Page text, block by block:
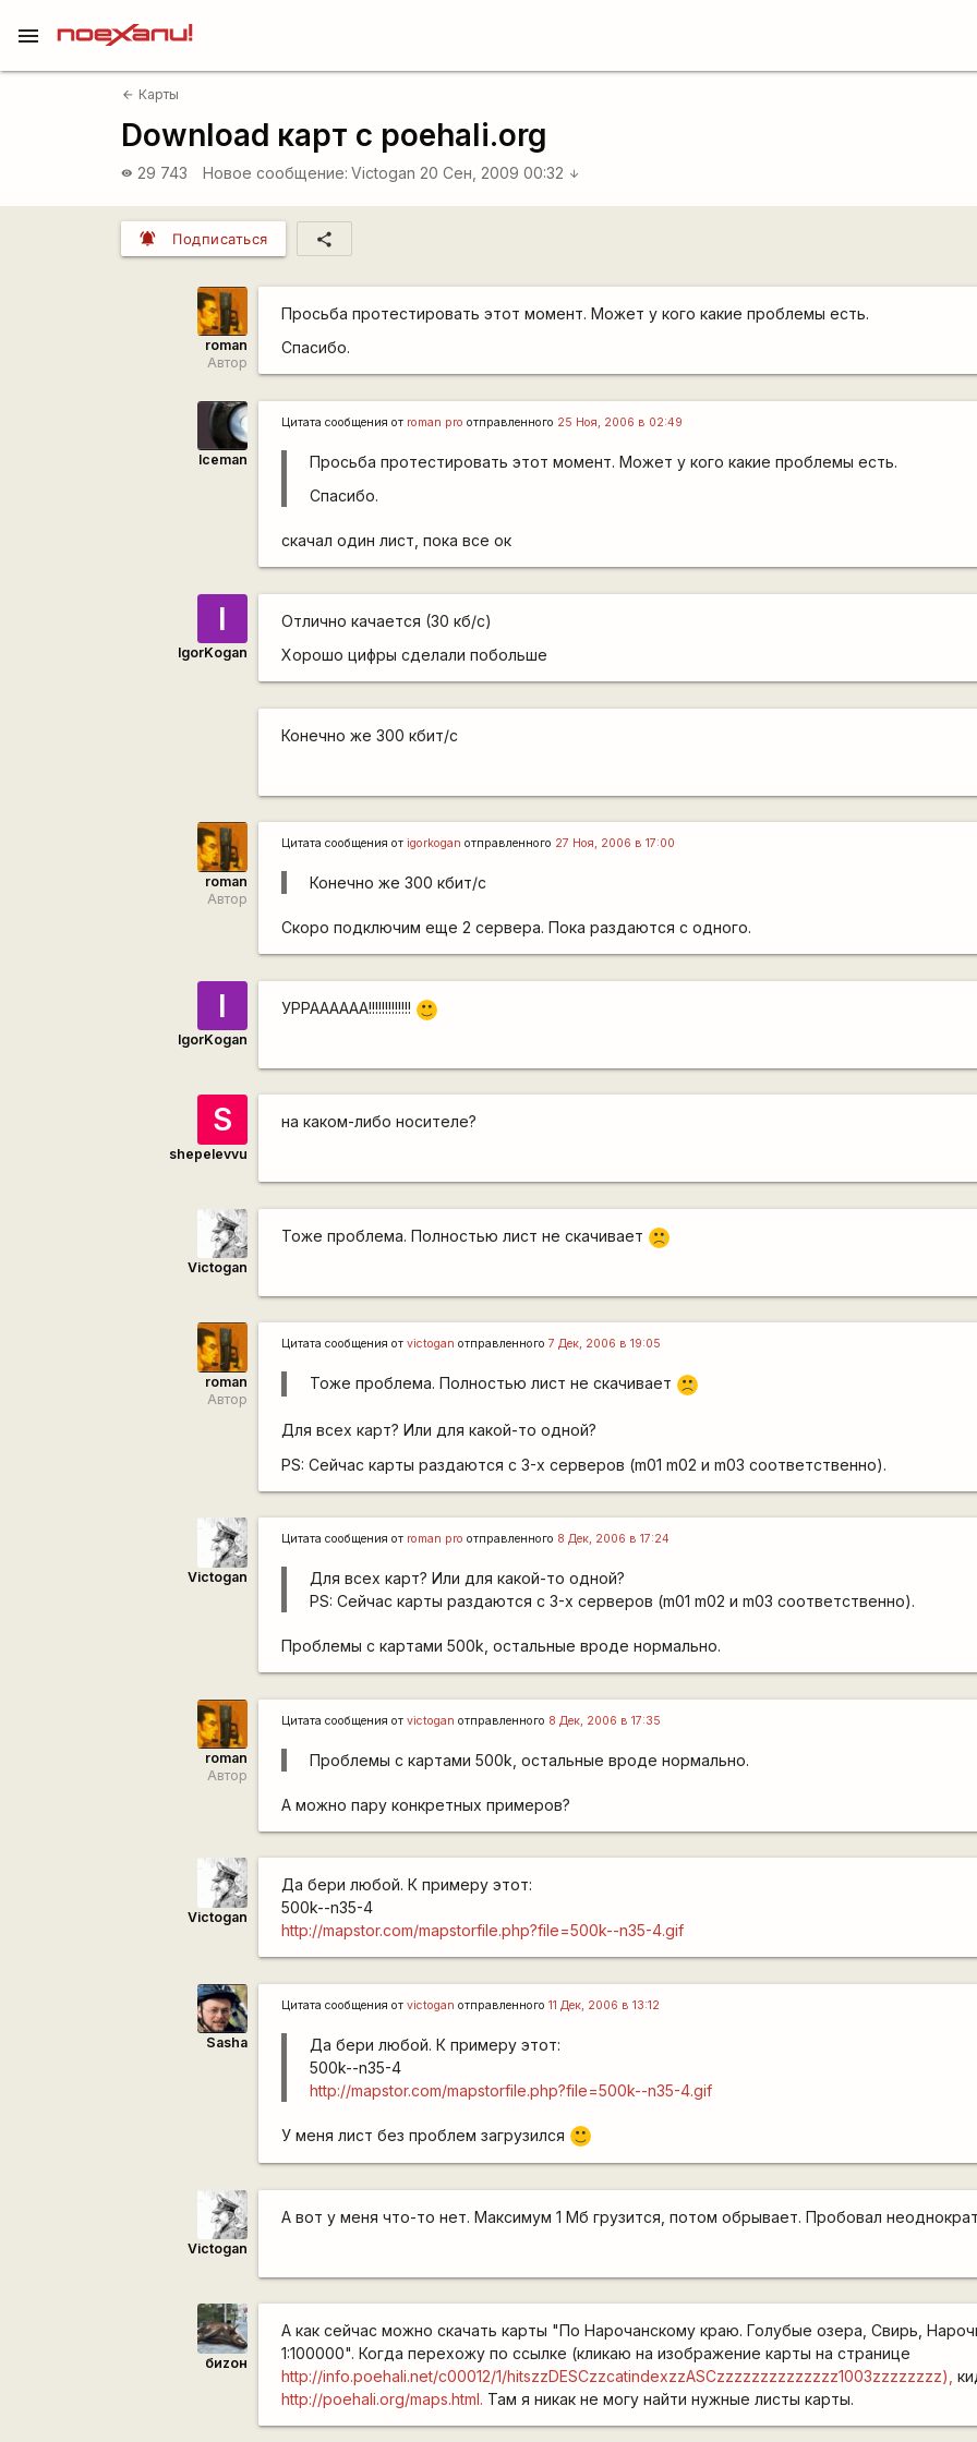
menu
arrow_back Карты
Download карт с poehali.org
visibility 29 743 Новое сообщение: Victogan 20 Сен, 2009 00:32 arrow_downward
notifications_active Подписаться share
roman
Автор
Просьба протестировать этот момент. Может у кого какие проблемы есть.
Спасибо.
Iceman
Цитата сообщения от roman pro отправленного 25 Ноя, 2006 в 02:49
Просьба протестировать этот момент. Может у кого какие проблемы есть.
Спасибо.
скачал один лист, пока все ок
I
IgorKogan
Отлично качается (30 кб/с)
Хорошо цифры сделали побольше
Конечно же 300 кбит/с
roman
Автор
Цитата сообщения отigorkogan отправленного 27 Ноя, 2006 в 17:00
Конечно же 300 кбит/с
Скоро подключим еще 2 сервера. Пока раздаются с одного.
I
IgorKogan
УРРАААААА!!!!!!!!!!!!! :)
S
shepelevvu
на каком-либо носителе?
Victogan
Тоже проблема. Полностью лист не скачивает :'(
roman
Автор
Цитата сообщения отvictogan отправленного7 Дек, 2006 в 19:05
Тоже проблема. Полностью лист не скачивает :'(
Для всех карт? Или для какой-то одной?
PS: Сейчас карты раздаются с 3-х серверов (m01 m02 и m03 соответственно).
Victogan
Цитата сообщения от roman pro отправленного 8 Дек, 2006 в 17:24
Для всех карт? Или для какой-то одной?
PS: Сейчас карты раздаются с 3-х серверов (m01 m02 и m03 соответственно).
Проблемы с картами 500k, остальные вроде нормально.
roman
Автор
Цитата сообщения отvictogan отправленного 8 Дек, 2006 в 17:35
Проблемы с картами 500k, остальные вроде нормально.
А можно пару конкретных примеров?
Victogan
Да бери любой. К примеру этот:
500k--n35-4
http://mapstor.com/mapstorfile.php?file=500k--n35-4.gif
Sasha
Цитата сообщения отvictogan отправленного11 Дек, 2006 в 13:12
Да бери любой. К примеру этот:
500k--n35-4
http://mapstor.com/mapstorfile.php?file=500k--n35-4.gif
У меня лист без проблем загрузился :)
Victogan
А вот у меня что-то нет. Максимум 1 Мб грузится, потом обрывает. Пробовал
биzон
А как сейчас можно скачать карты "По Нарочанскому краю. Голубые озера, Свирь,
1:100000". Когда перехожу по ссылке (кликаю на изображение карты на странице
http://info.poehali.net/c00012/1/hitszzDESCzzcatindexzzASCzzzzzzzzzzzzzz1003zzzzzzzz),
http://poehali.org/maps.html. Там я никак не могу найти нужные листы карты.